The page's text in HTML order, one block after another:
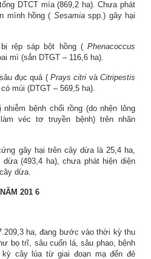
DTCT mía (869,2 ha). Chưa phát
mình hồng ( Sesamiaspp.) gây hại
rệp sáp bột hồng ( Phenacoccus
mì (sắn DTGT – 116,6 ha).
đục quả ( Prays citri vàCitripestis
múi (DTGT – 569,5 ha).
bệnh chổi rồng (do nhện lông
làm véc tơ truyền bệnh) trên nhãn
gây hại trên cây dừa là 25,4 ha,
(493,4 ha), chưa phát hiện diện
dừa.
NĂM 201 6
ha, đang bước vào thời kỳ thu
bọ trĩ, sâu cuốn lá, sâu phao, bệnh
cây lúa từ giai đoạn mạ đến đẻ